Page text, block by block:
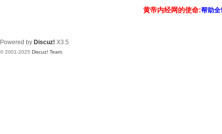
黄帝内经网的使命:帮助
Powered by Discuz! X3.5
© 2001-2025 Discuz! Team